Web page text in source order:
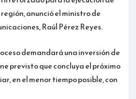
anunció el ministro de
Raúl Pérez Reyes.
demandará una inversión de
previsto que concluya el próximo
en el menor tiempo posible, con